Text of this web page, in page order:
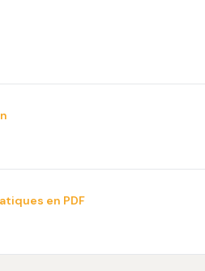
en PDF